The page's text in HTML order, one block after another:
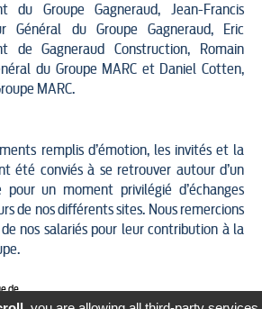
du Groupe Gagneraud, Jean-Francis
Général du Groupe Gagneraud, Eric
de Gagneraud Construction, Romain
du Groupe MARC et Daniel Cotten,
MARC.
remplis d’émotion, les invités et la
été conviés à se retrouver autour d’un
pour un moment privilégié d’échanges
de nos différents sites. Nous remercions
nos salariés pour leur contribution à la
de